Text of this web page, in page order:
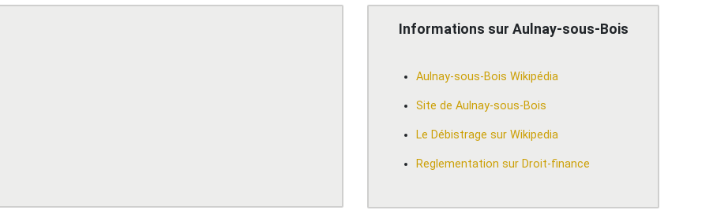
Informations sur Aulnay-sous-Bois
Aulnay-sous-Bois Wikipédia
Site de Aulnay-sous-Bois
Le Débistrage sur Wikipedia
Reglementation sur Droit-finance